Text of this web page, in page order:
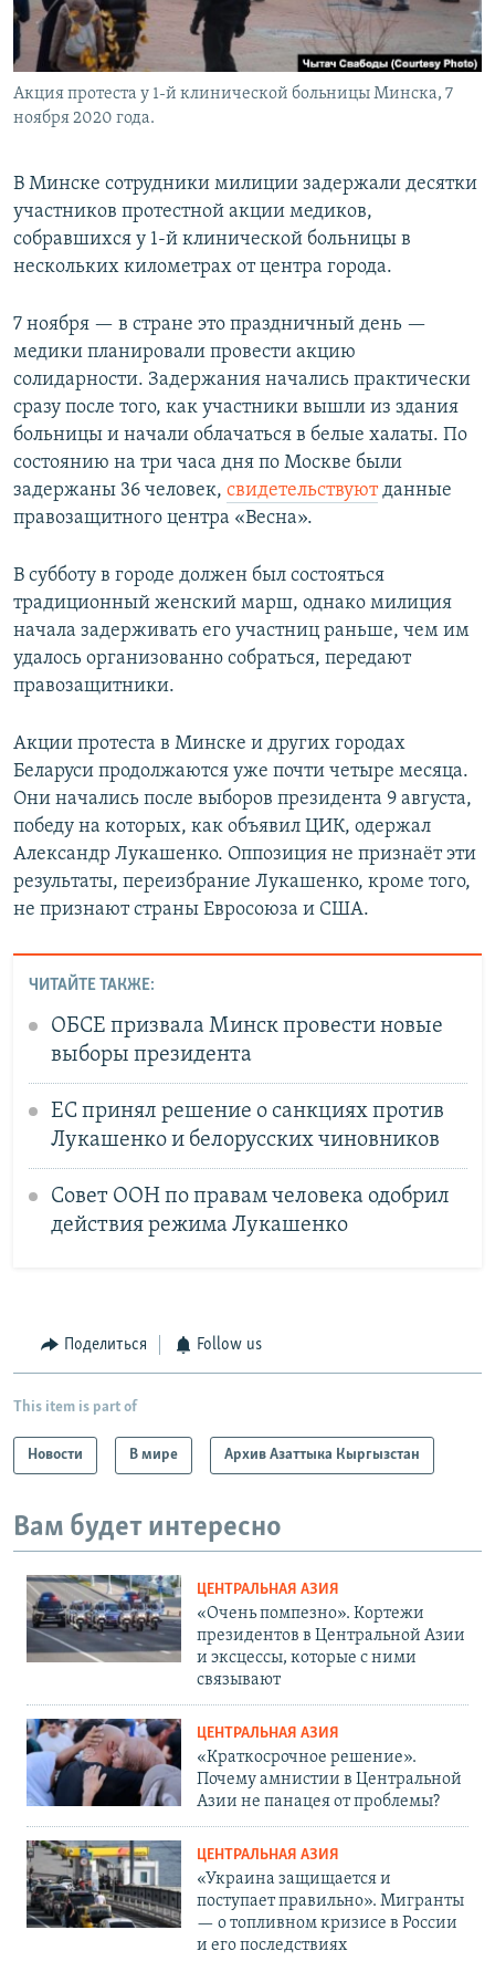
Акция протеста у 1-й клинической больницы Минска, 7
ноября 2020 года.
В Минске сотрудники милиции задержали десятки
участников протестной акции медиков,
собравшихся у 1-й клинической больницы в
нескольких километрах от центра города.
7 ноября — в стране это праздничный день —
медики планировали провести акцию
солидарности. Задержания начались практически
сразу после того, как участники вышли из здания
больницы и начали облачаться в белые халаты. По
состоянию на три часа дня по Москве были
задержаны 36 человек, свидетельствуютданные
правозащитного центра «Весна».
В субботу в городе должен был состояться
традиционный женский марш, однако милиция
начала задерживать его участниц раньше, чем им
удалось организованно собраться, передают
правозащитники.
Акции протеста в Минске и других городах
Беларуси продолжаются уже почти четыре месяца.
Они начались после выборов президента 9 августа,
победу на которых, как объявил ЦИК, одержал
Александр Лукашенко. Оппозиция не признаёт эти
результаты, переизбрание Лукашенко, кроме того,
не признают страны Евросоюза и США.
ЧИТАЙТЕ ТАКЖЕ:
ОБСЕ призвала Минск провести новые
выборы президента
ЕС принял решение о санкциях против
Лукашенко и белорусских чиновников
Совет ООН по правам человека одобрил
действия режима Лукашенко
Поделиться Follow us
This item is part of
Новости В мире Архив Азаттыка Кыргызстан
Вам будет интересно
ЦЕНТРАЛЬНАЯ АЗИЯ
«Очень помпезно». Кортежи
президентов в Центральной Азии
и эксцессы, которые с ними
связывают
ЦЕНТРАЛЬНАЯ АЗИЯ
«Краткосрочное решение».
Почему амнистии в Центральной
Азии не панацея от проблемы?
ЦЕНТРАЛЬНАЯ АЗИЯ
«Украина защищается и
поступает правильно». Мигранты
— о топливном кризисе в России
и его последствиях